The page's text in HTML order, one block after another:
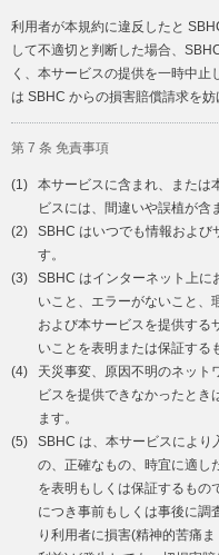
利用者が本規約に違反したと
して不適切と判断した場合、
く、本サービスの提供を一時中
は SBHC からの損害賠償請求を妨
第 7 条 免責事項
(1)
本サービスに含まれ、または
ビスには、間違いや誤植が含
(2)
SBHC はいつでも情報および
す。
(3)
SBHC はインターネット上に
いこと、エラーがないこと、
および本サービスを提供する
いことを表明または保証する
(4)
天災事変、原因不明のネット
ビスを提供できなかったとき
ます。
(5)
SBHC は、本サービスにより
の、正確なもの、時宜に適し
を表明もしくは保証するもの
につき事前もしくは事後に調
り利用者に損害(精神的苦痛